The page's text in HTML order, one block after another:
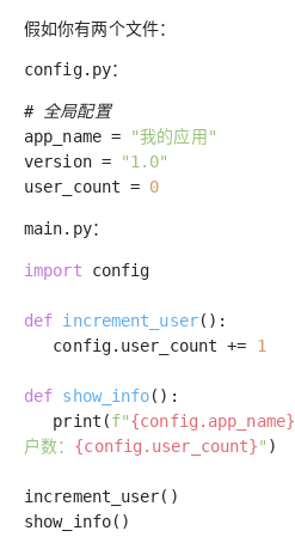
假如你有两个文件：
config.py：
# 全局配置
app_name =
"我的应用"
version =
"1.0"
user_count = 0
main.py：
import config
def increment_user() :
config.user_count += 1
def show_info() :
print(f"{config.app_name}
户数： {config.user_count}" )
increment_user()
show_info()